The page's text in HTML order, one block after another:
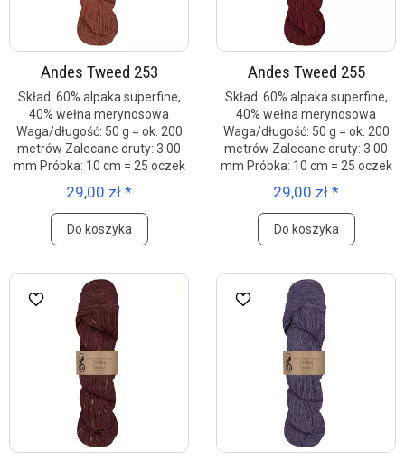
Andes Tweed 253
Skład: 60% alpaka superfine,
40% wełna merynosowa
Waga/długość: 50 g = ok. 200
metrów Zalecane druty: 3.00
mm Próbka: 10 cm = 25 oczek
29,00 zł *
Do koszyka
Andes Tweed 255
Skład: 60% alpaka superfine,
40% wełna merynosowa
Waga/długość: 50 g = ok. 200
metrów Zalecane druty: 3.00
mm Próbka: 10 cm = 25 oczek
29,00 zł *
Do koszyka